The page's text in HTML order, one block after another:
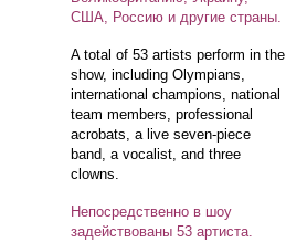
США, Россию и другие страны.
A total of 53 artists perform in the
show, including Olympians,
international champions, national
team members, professional
acrobats, a live seven-piece
band, a vocalist, and three
clowns.
Непосредственно в шоу
задействованы 53 артиста.